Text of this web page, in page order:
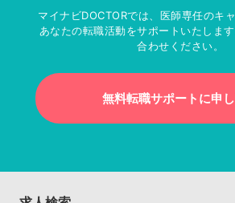
マイナビDOCTORでは、医師専任のキ
あなたの転職活動をサポートいたしま
合わせください。
無料転職サポートに申